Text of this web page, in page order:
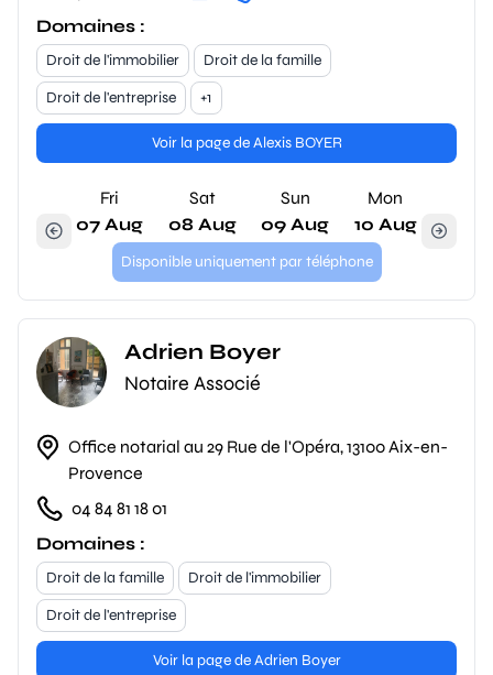
Domaines :
Droit de l'immobilier
Droit de la famille
Droit de l'entreprise
+1
Voir la page de Alexis BOYER
Fri
07 Aug
Sat
08 Aug
Sun
09 Aug
Mon
10 Aug
Disponible uniquement par téléphone
Adrien Boyer
Notaire Associé
Office notarial au 29 Rue de l'Opéra, 13100 Aix-en-
Provence
04 84 81 18 01
Domaines :
Droit de la famille
Droit de l'immobilier
Droit de l'entreprise
Voir la page de Adrien Boyer